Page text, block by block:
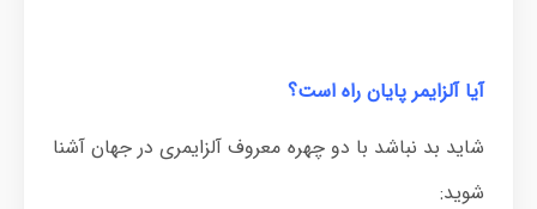
آیا آلزایمر پایان راه است؟
شاید بد نباشد با دو چهره معروف آلزایمری در جهان آشنا
شوید: